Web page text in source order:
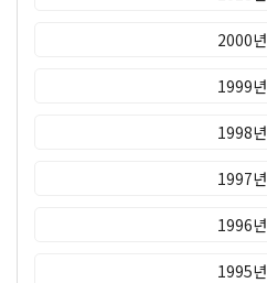
2000년
1999년
1998년
1997년
1996년
1995년